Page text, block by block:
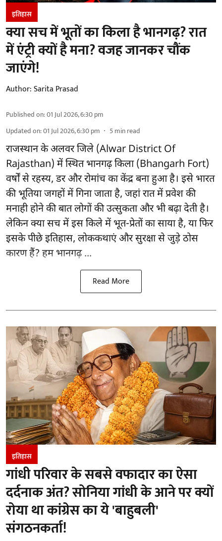
इतिहास
क्या सच में भूतों का किला है भानगढ़? रात
में एंट्री क्यों है मना? वजह जानकर चौंक
जाएंगे!
Author:Sarita Prasad
Published on:01 Jul 2026, 6:30 pm
Updated on:01 Jul 2026, 6:30 pm 5min read
राजस्थान के अलवर जिले (Alwar District Of
Rajasthan) में स्थित भानगढ़ किला (Bhangarh Fort)
वर्षों से रहस्य, डर और रोमांच का केंद्र बना हुआ है। इसे भारत
की भूतिया जगहों में गिना जाता है, जहां रात में प्रवेश की
मनाही होने की बात लोगों की उत्सुकता और भी बढ़ा देती है।
लेकिन क्या सच में इस किले में भूत-प्रेतों का साया है, या फिर
इसके पीछे इतिहास, लोककथाएं और सुरक्षा से जुड़े ठोस
कारण हैं? हम भानगढ़ ...
Read More
इतिहास
गांधी परिवार के सबसे वफादार का ऐसा
दर्दनाक अंत? सोनिया गांधी के आने पर क्यों
रोया था कांग्रेस का ये 'बाहुबली'
संगठनकर्ता!